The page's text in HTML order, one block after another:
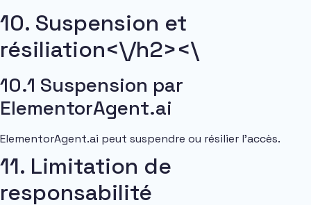
10. Suspension et
résiliation<\/h2><\
10.1 Suspension par
ElementorAgent.ai
ElementorAgent.ai peut suspendre ou résilier l’accès.
11. Limitation de
responsabilité